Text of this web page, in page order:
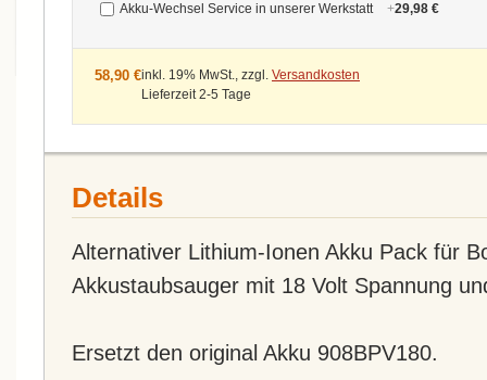
Akku-Wechsel Service in unserer Werkstatt
+29,98 €
58,90 €inkl. 19% MwSt., zzgl. Versandkosten
Lieferzeit 2-5 Tage
Details
Alternativer Lithium-Ionen Akku Pack für
Akkustaubsauger mit 18 Volt Spannung
Ersetzt den original Akku 908BPV180.